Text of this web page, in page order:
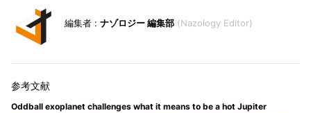
ナゾロジー 編集部 Nazology Editor
Oddball exoplanet challenges what it means to be a hot Jupiter